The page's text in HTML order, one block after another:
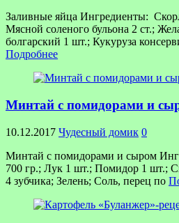
Заливные яйца Ингредиенты:
Мясной соленого бульона 2 ст.;
болгарский 1 шт.; Кукуруза
Подробнее
Минтай с помидорами и
10.12.2017 Чудесный домик 0
Минтай с помидорами и сыром
700 гр.; Лук 1 шт.; Помидор 1 шт.;
4 зубчика; Зелень; Соль, перец по